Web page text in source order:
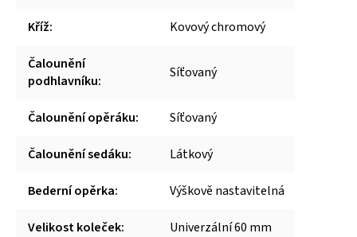
Kříž: Kovový chromový
Čalounění
podhlavníku: Síťovaný
Čalounění opěráku: Síťovaný
Čalounění sedáku: Látkový
Bederní opěrka: Výškově nastavitelná
Velikost koleček: Univerzální 60 mm